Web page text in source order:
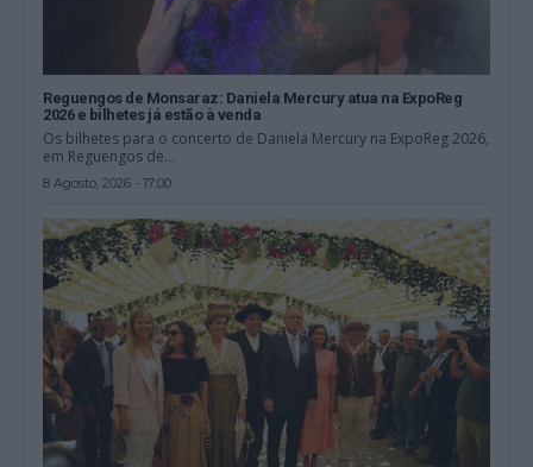
Reguengos de Monsaraz: Daniela Mercury atua na ExpoReg
2026 e bilhetes já estão à venda
Os bilhetes para o concerto de Daniela Mercury na ExpoReg 2026,
em Reguengos de...
8 Agosto, 2026 - 17:00